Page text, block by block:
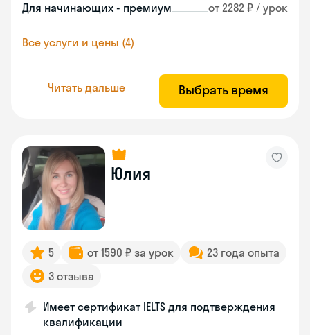
Для начинающих - премиум от 2282 ₽ / урок
Все услуги и цены (4)
Читать дальше Выбрать время
Юлия
5 от 1590 ₽ за урок
23 года опыта
3 отзыва
Имеет сертификат IELTS для подтверждения
квалификации